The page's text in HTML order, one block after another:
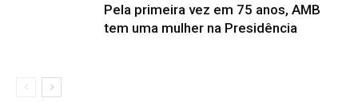
Pela primeira vez em 75 anos, AMB
tem uma mulher na Presidência